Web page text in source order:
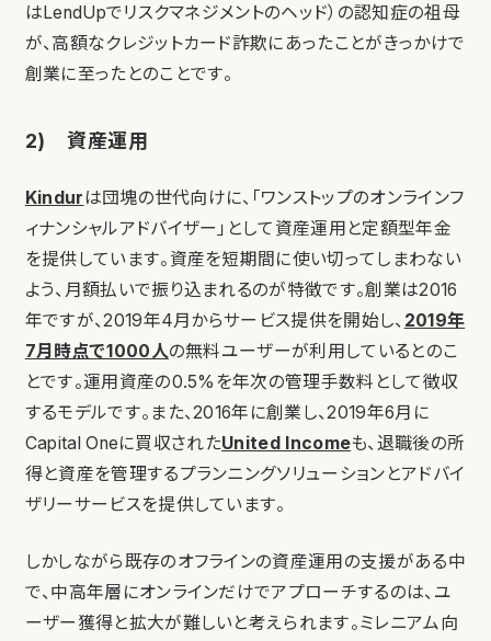
はLendUpでリスクマネジメントのヘッド）の認知症の祖母
が、高額なクレジットカード詐欺にあったことがきっかけで
創業に至ったとのことです。
2) 資産運用
Kindurは団塊の世代向けに、「ワンストップのオンラインフ
ィナンシャルアドバイザー」として資産運用と定額型年金
を提供しています。資産を短期間に使い切ってしまわない
よう、月額払いで振り込まれるのが特徴です。創業は2016
年ですが、2019年4月からサービス提供を開始し、 2019年
7月時点で1000人の無料ユーザーが利用しているとのこ
とです。運用資産の0.5%を年次の管理手数料として徴収
するモデルです。また、2016年に創業し、2019年6月に
Capital Oneに買収されたUnited Incomeも、退職後の所
得と資産を管理するプランニングソリューションとアドバイ
ザリーサービスを提供しています。
しかしながら既存のオフラインの資産運用の支援がある中
で、中高年層にオンラインだけでアプローチするのは、ユ
ーザー獲得と拡大が難しいと考えられます。ミレニアム向